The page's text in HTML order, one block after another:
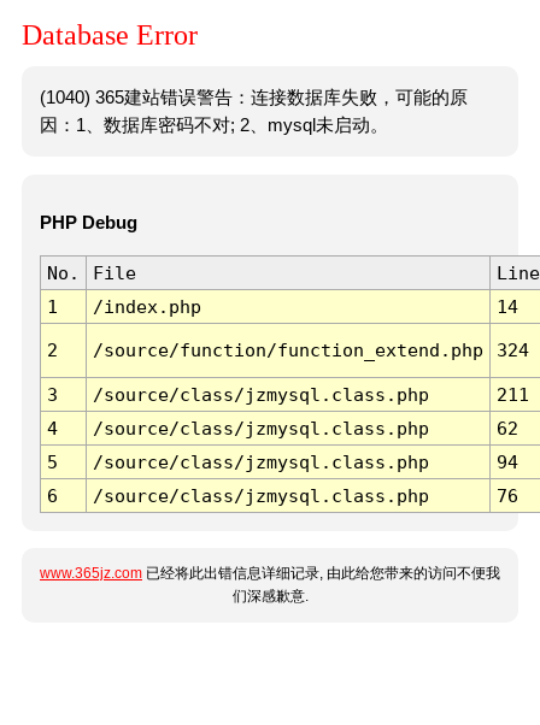
Database Error
(1040) 365建站错误警告：连接数据库失败，可能的原
因：1、数据库密码不对; 2、mysql未启动。
PHP Debug
No. File
Line
1
/index.php 14
2 /source/function/function_extend.php 324
3 /source/class/jzmysql.class.php
211
4
/source/class/jzmysql.class.php
62
5
/source/class/jzmysql.class.php
94
6
/source/class/jzmysql.class.php 76
www.365jz.com 已经将此出错信息详细记录, 由此给您带来的访问不便我
们深感歉意.